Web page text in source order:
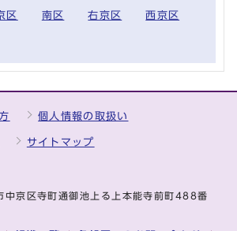
区 南区 右京区 西京区
個人情報の取扱い
サイトマップ
京区寺町通御池上る上本能寺前町488番